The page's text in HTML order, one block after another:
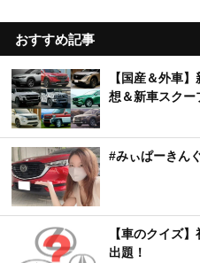
おすすめ記事
【国産＆外車
想＆新車スクー
#みぃぱーきん
【車のクイズ
出題！